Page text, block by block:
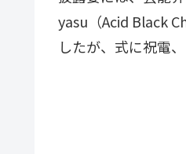
yasu（Acid Black
したが、式に祝電